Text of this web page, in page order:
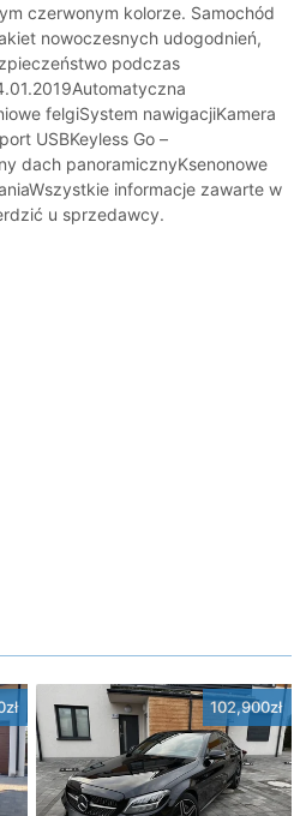
czerwonym kolorze. Samochód
nowoczesnych udogodnień,
podczas
felgiSystem nawigacjiKamera
USBKeyless Go –
dach panoramicznyKsenonowe
informacje zawarte w
u sprzedawcy.
102,900zł